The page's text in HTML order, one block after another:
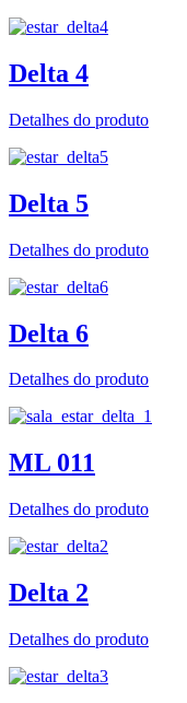
Delta 4
Detalhes do produto
Delta 5
Detalhes do produto
Delta 6
Detalhes do produto
ML 011
Detalhes do produto
Delta 2
Detalhes do produto